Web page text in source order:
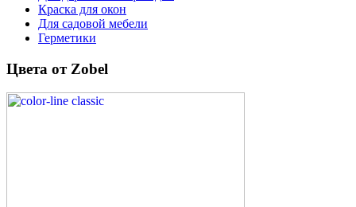
Краска для окон
Для садовой мебели
Герметики
Цвета от Zobel